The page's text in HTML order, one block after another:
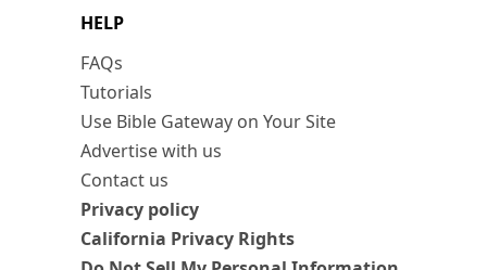
HELP
FAQs
Tutorials
Use Bible Gateway on Your Site
Advertise with us
Contact us
Privacy policy
California Privacy Rights